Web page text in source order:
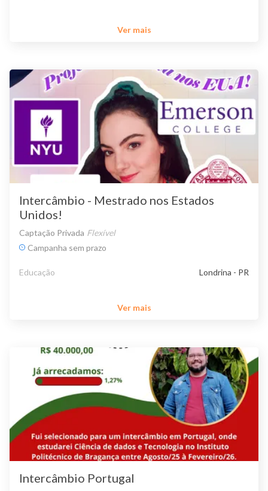
Ver mais
Intercâmbio - Mestrado nos Estados
Unidos!
Captação Privada Flexível
Campanha sem prazo
Educação Londrina - PR
Ver mais
Intercâmbio Portugal